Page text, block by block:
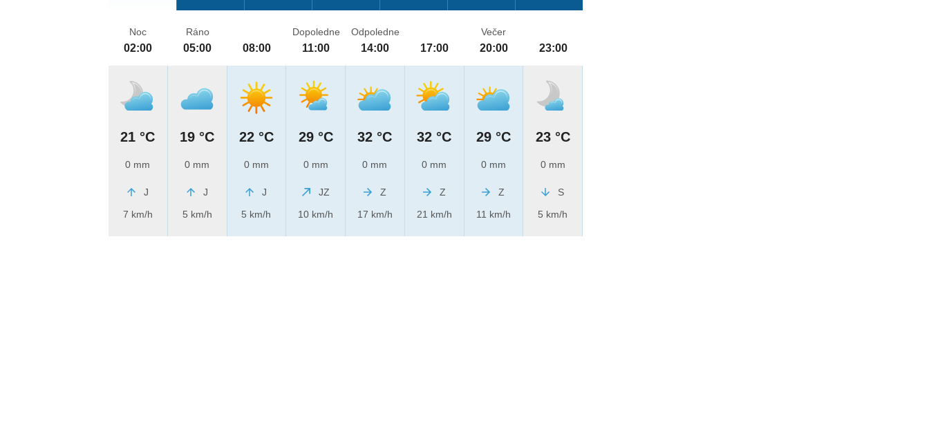
Noc
02:00
21 °C
0 mm
J
7 km/h
Ráno
05:00
19 °C
0 mm
J
5 km/h
08:00
22 °C
0 mm
J
5 km/h
Dopoledne
11:00
29 °C
0 mm
JZ
10 km/h
Odpoledne
14:00
32 °C
0 mm
Z
17 km/h
17:00
32 °C
0 mm
Z
21 km/h
Večer
20:00
29 °C
0 mm
Z
11 km/h
23:00
23 °C
0 mm
S
5 km/h